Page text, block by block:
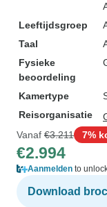
Leeftijdsgroep
Taal
Fysieke
beoordeling
Kamertype
Reisorganisatie
Vanaf €3.211 7%
€2.994
Aanmelden to
Download